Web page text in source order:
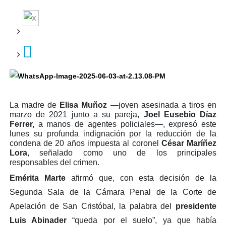
La madre de Elisa Muñoz —joven asesinada a tiros en
marzo de 2021 junto a su pareja, Joel Eusebio Díaz
Ferrer,a manos de agentes policiales—, expresó este
lunes su profunda indignación por la reducción de la
condena de 20 años impuesta al coronel César Maríñez
Lora, señalado como uno de los principales
responsables del crimen.
Emérita Marte afirmó que, con esta decisión de la
Segunda Sala de la Cámara Penal de la Corte de
Apelación de San Cristóbal, la palabra del
presidente
Luis Abinader “queda por el suelo”, ya que había